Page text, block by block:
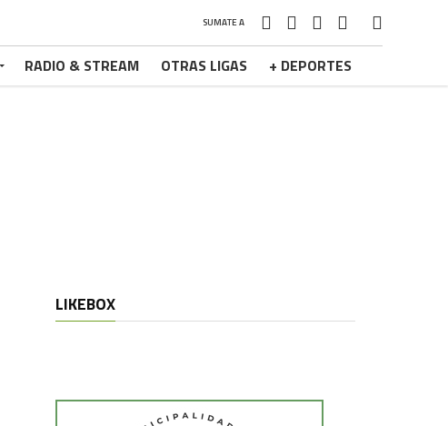
SUMATE A
RADIO & STREAM OTRAS LIGAS + DEPORTES
LIKEBOX